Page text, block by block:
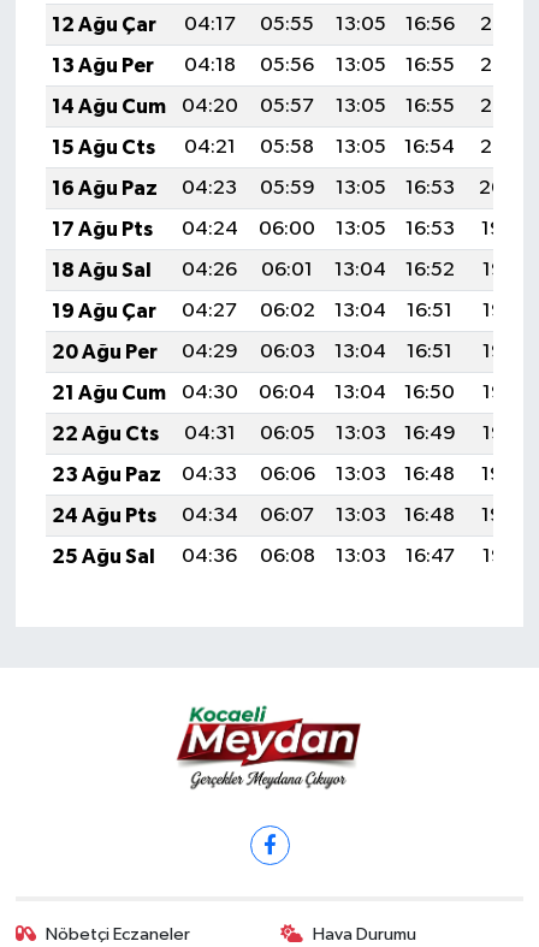
12 Ağu Çar
04:17 05:55 13:05 16:56
20:06
13 Ağu Per
04:18 05:56 13:05 16:55
20:05
14 Ağu Cum
04:20 05:57 13:05 16:55
20:03
15 Ağu Cts
04:21 05:58 13:05 16:54
20:02
16 Ağu Paz
04:23 05:59 13:05 16:53
20:00
17 Ağu Pts
04:24 06:00 13:05 16:53
19:59
18 Ağu Sal
04:26 06:01 13:04 16:52
19:58
19 Ağu Çar
04:27 06:02 13:04 16:51
19:56
20 Ağu Per
04:29 06:03 13:04 16:51
19:55
21 Ağu Cum
04:30 06:04 13:04 16:50
19:53
22 Ağu Cts
04:31 06:05 13:03 16:49
19:52
23 Ağu Paz
04:33 06:06 13:03 16:48
19:50
24 Ağu Pts
04:34 06:07 13:03 16:48
19:49
25 Ağu Sal
04:36 06:08 13:03 16:47 19:47
Nöbetçi Eczaneler Hava Durumu